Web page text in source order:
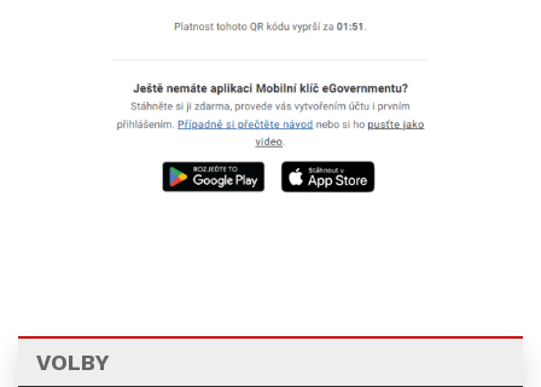
VOLBY